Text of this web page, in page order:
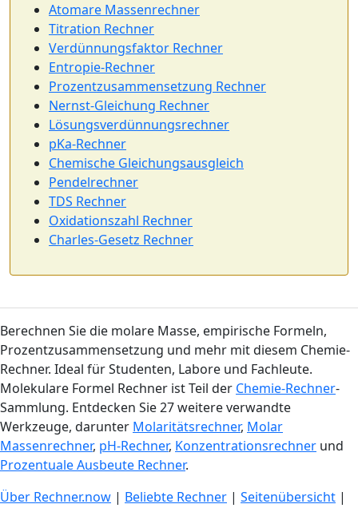
Atomare Massenrechner
Titration Rechner
Verdünnungsfaktor Rechner
Entropie-Rechner
Prozentzusammensetzung Rechner
Nernst-Gleichung Rechner
Lösungsverdünnungsrechner
pKa-Rechner
Chemische Gleichungsausgleich
Pendelrechner
TDS Rechner
Oxidationszahl Rechner
Charles-Gesetz Rechner
Berechnen Sie die molare Masse, empirische Formeln,
Prozentzusammensetzung und mehr mit diesem Chemie-
Rechner. Ideal für Studenten, Labore und Fachleute.
Molekulare Formel Rechner ist Teil der Chemie-Rechner-
Sammlung. Entdecken Sie 27 weitere verwandte
Werkzeuge, darunter Molaritätsrechner, Molar
Massenrechner, pH-Rechner, Konzentrationsrechner und
Prozentuale Ausbeute Rechner.
Über Rechner.now | Beliebte Rechner | Seitenübersicht |